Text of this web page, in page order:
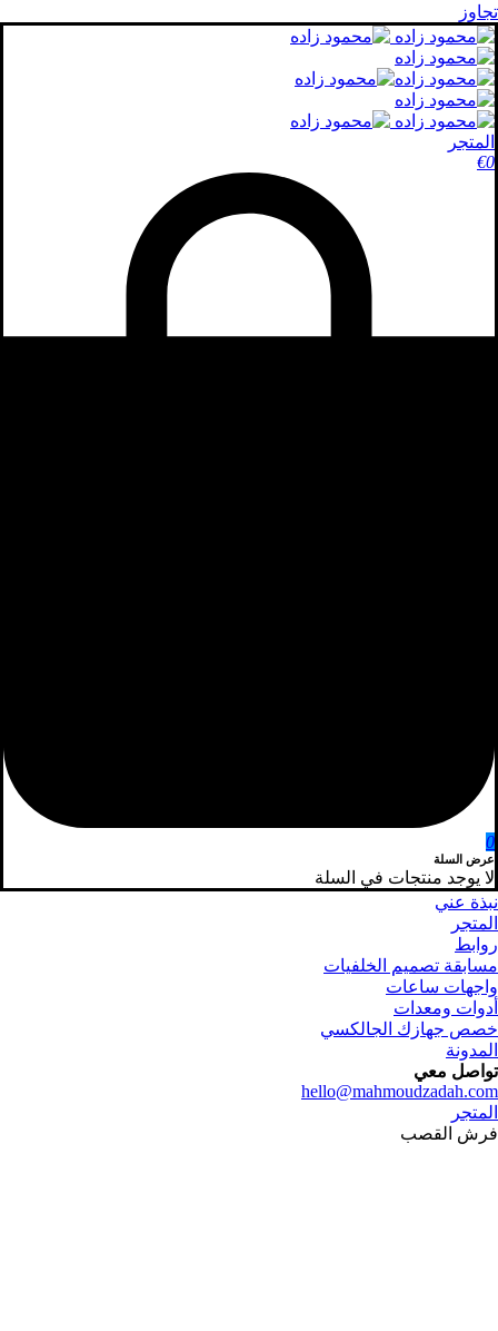
تجاوز
المتجر
€0
0
عرض السلة
لا يوجد منتجات في السلة
نبذة عني
المتجر
روابط
مسابقة تصميم الخلفيات
واجهات ساعات
أدوات ومعدات
خصص جهازك الجالكسي
المدونة
تواصل معي
hello@mahmoudzadah.com
المتجر
فرش القصب